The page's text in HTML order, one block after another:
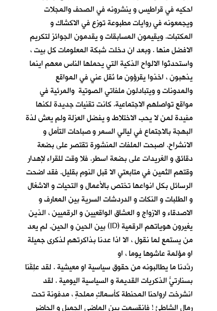
احكيه في قراطيس و ينشرونه في الصحف والمجلات
ويجمعونه في روايات مطبوعة توزع في الاكشاك و
المكتبات. ويقيمون المسابقات و يقدمون الجوائز لتكريم
الافضل منها . وبعد ان دخلت شبكة المعلومات كل بيت ،
واستحدثوا الالواح الذكية التي يحملها الناس معهم اينما
يذهبون ، اخذوا يقرؤون ما نُقل عني في المواقع
والمدونات و ويتبادلون ملفاتي الصوتية والمرئية في
مواقع تواصلهم الاجتماعية. كانت تقنيات جديدة لكنها
مفيدة لمن لا يحب الاختلاط و يفضل العزلة ولم يعش لذة
البهجة بالاجتماع في ليالي السمر و صباحات التأمل و
الانشراح. اصبحت الملفات المنشورة تقتصر على بضعة
دقائق و الغريدات على بضعة اسطر. فلا وقت للقراء لإهدار
وقتهم الثمين في متابعتي الا قبل النوم بقليل. فقد اضحت
الرسائل بكل انواعها تختص بالأعمال و التحيات و الاشغال
و الطلبات و النكات و الدردشات السرية بين المعارف و
الاصدقاء و الازواج و العشاق الواقعيين و الرقميين ، الذين
يغيرون هوياتهم الرقمية (ID) بين الحين و الحين. لم يعد
من يستمع لما نقول ، الا اذا عدنا بذاكرتهم لذكرى جميلة
او مؤلمة عاشوها يوما ، او
ردّدنا ما يطالبونه من حقوق سياسية او معيشية . لقد عَلِقَنا
بسنارتيًّ الذكريات القديمة و السياسية اليومية . لقد
انشرخت ارواحنا المحنطة كأسماكٍ مملحةٍ ، مدفونة تحت
رمال الشاطئ ! فانقسمت بين الماضي الجميل و الحاضر